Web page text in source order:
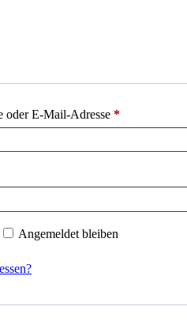
oder E-Mail-Adresse *
Angemeldet bleiben